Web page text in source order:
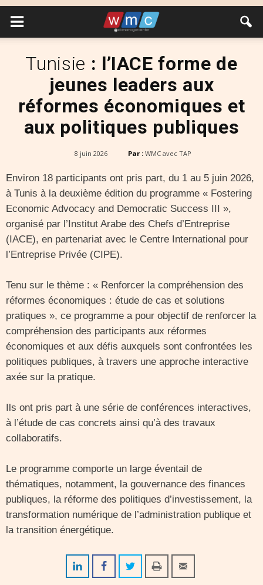
Tunisie : l’IACE forme de
jeunes leaders aux
réformes économiques et
aux politiques publiques
8 juin 2026 Par : WMC avec TAP
Environ 18 participants ont pris part, du 1 au 5 juin 2026,
à Tunis à la deuxième édition du programme « Fostering
Economic Advocacy and Democratic Success III »,
organisé par l’Institut Arabe des Chefs d’Entreprise
(IACE), en partenariat avec le Centre International pour
l’Entreprise Privée (CIPE).
Tenu sur le thème : « Renforcer la compréhension des
réformes économiques : étude de cas et solutions
pratiques », ce programme a pour objectif de renforcer la
compréhension des participants aux réformes
économiques et aux défis auxquels sont confrontées les
politiques publiques, à travers une approche interactive
axée sur la pratique.
Ils ont pris part à une série de conférences interactives,
à l’étude de cas concrets ainsi qu’à des travaux
collaboratifs.
Le programme comporte un large éventail de
thématiques, notamment, la gouvernance des finances
publiques, la réforme des politiques d’investissement, la
transformation numérique de l’administration publique et
la transition énergétique.